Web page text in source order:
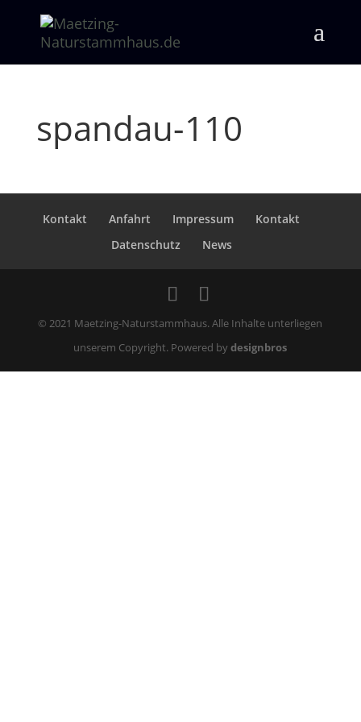
spandau-110
Kontakt Anfahrt Impressum
Kontakt
Datenschutz
News
© 2021 Maetzing-Naturstammhaus. Alle Inhalte unterliegen
unserem Copyright. Powered bydesignbros